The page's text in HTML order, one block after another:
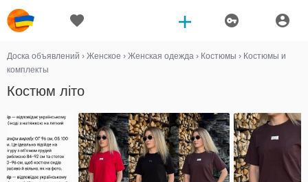
Доска объявлений › Женское › Женская одежда › Костюмы › Костюмы и
комплекты
Костюм літо